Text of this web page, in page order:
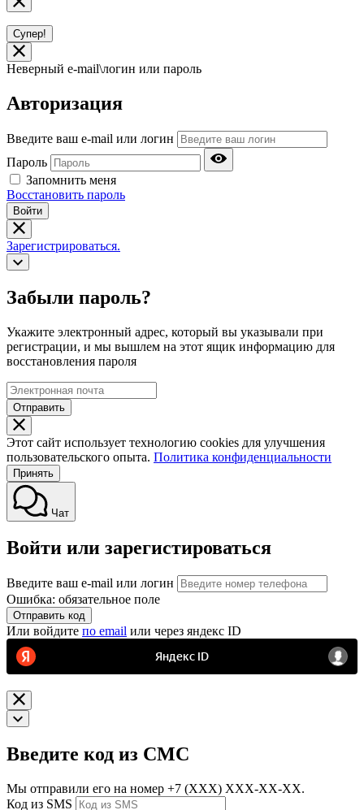
Супер!
Неверный e-mail\логин или пароль
Авторизация
Введите ваш e-mail или логин
Пароль
Запомнить меня
Восстановить пароль
Войти
Зарегистрироваться.
Забыли пароль?
Укажите электронный адрес, который вы указывали при
регистрации, и мы вышлем на этот ящик информацию для
восстановления пароля
Отправить
Этот сайт использует технологию cookies для улучшения
пользовательского опыта. Политика конфиденциальности
Принять
Чат
Войти или зарегистироваться
Введите ваш e-mail или логин
Ошибка: обязательное поле
Отправить код
Или войдите по email или через яндекс ID
Введите код из СМС
Мы отправили его на номер +7 (ХХХ) ХХХ-ХХ-ХХ.
Код из SMS